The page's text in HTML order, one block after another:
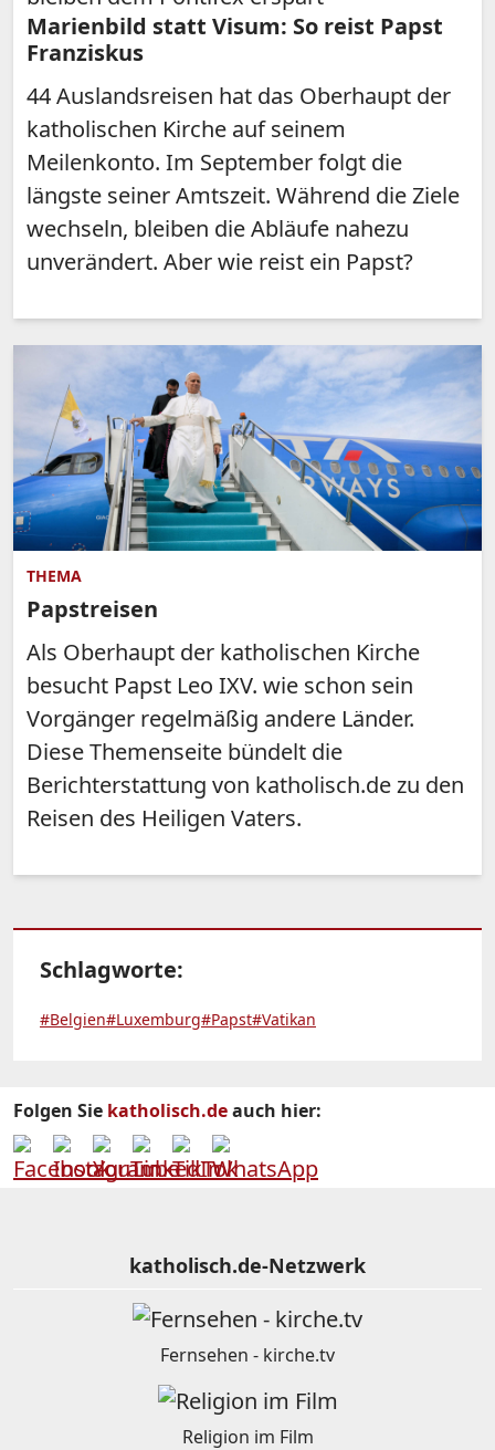
Marienbild statt Visum: So reist Papst
Franziskus
44 Auslandsreisen hat das Oberhaupt der
katholischen Kirche auf seinem
Meilenkonto. Im September folgt die
längste seiner Amtszeit. Während die Ziele
wechseln, bleiben die Abläufe nahezu
unverändert. Aber wie reist ein Papst?
THEMA
Papstreisen
Als Oberhaupt der katholischen Kirche
besucht Papst Leo IXV. wie schon sein
Vorgänger regelmäßig andere Länder.
Diese Themenseite bündelt die
Berichterstattung von katholisch.de zu den
Reisen des Heiligen Vaters.
Schlagworte:
#Belgien#Luxemburg#Papst#Vatikan
Folgen Sie katholisch.deauch hier:
katholisch.de-Netzwerk
Fernsehen - kirche.tv
Religion im Film